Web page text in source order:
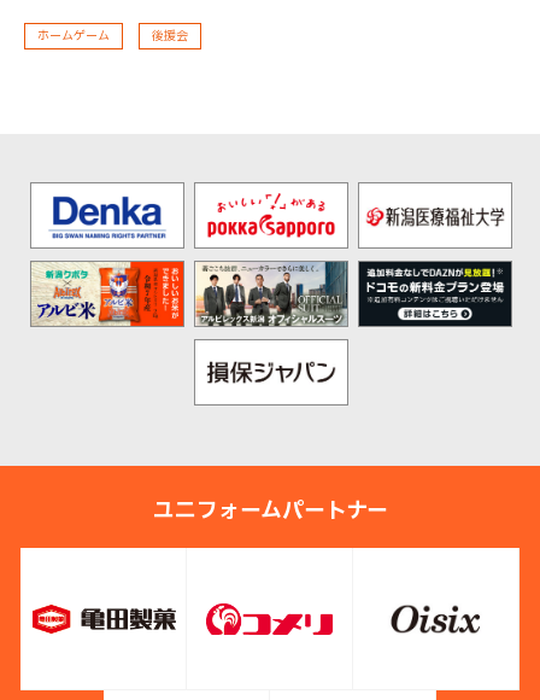
ホームゲーム 後援会
ユニフォームパートナー